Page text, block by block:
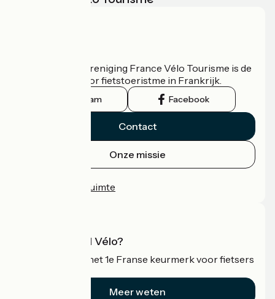
De nationale vereniging France Vélo Tourisme is de
officiële gids voor fietstoeristme in Frankrijk.
Instagram Facebook
Contact
Onze missie
Professionele ruimte
Wat is Accueil Vélo?
Accueil Vélo is het 1e Franse keurmerk voor fietsers
Meer weten